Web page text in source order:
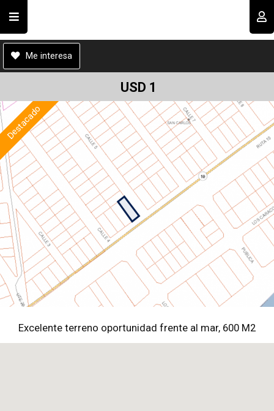
Enviar
Recordar datos
INGRESAR
Olvidé mi clave Registro
B00155
Me interesa
USD 1
Destacado
Excelente terreno oportunidad frente al mar, 600 M2